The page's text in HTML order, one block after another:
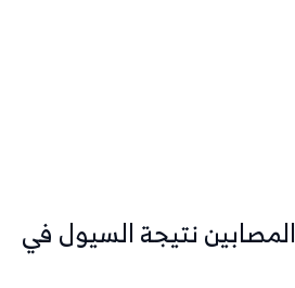
المصابين نتيجة السيول في